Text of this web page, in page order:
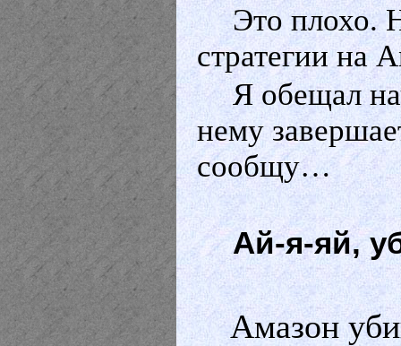
Это плохо.
стратегии на
Я обещал
нему
сообщу…
Ай-я-яй,
Амазон